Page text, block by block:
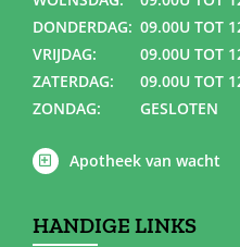
DONDERDAG: 09.00U TOT
VRIJDAG:
09.00U TOT
ZATERDAG:
09.00U TOT
ZONDAG:
GESLOTEN
Apotheek van wacht
HANDIGE LINKS